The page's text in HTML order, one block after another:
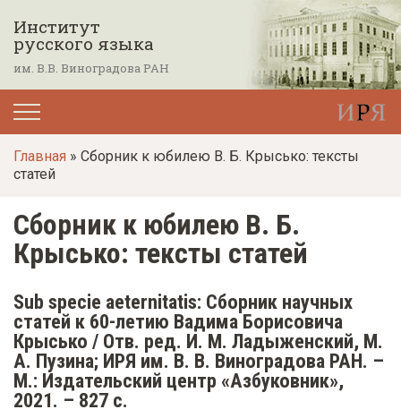
е
т
Институт
русского языка
им. В.В. Виноградова РАН
Главная » Сборник к юбилею В. Б. Крысько: тексты
статей
Сборник к юбилею В. Б.
Крысько: тексты статей
Sub specie aeternitatis: Сборник научных
статей к 60-летию Вадима Борисовича
Крысько / Отв. ред. И. М. Ладыженский, М.
А. Пузина; ИРЯ им. В. В. Виноградова РАН. –
М.: Издательский центр «Азбуковник»,
2021. – 827 с.